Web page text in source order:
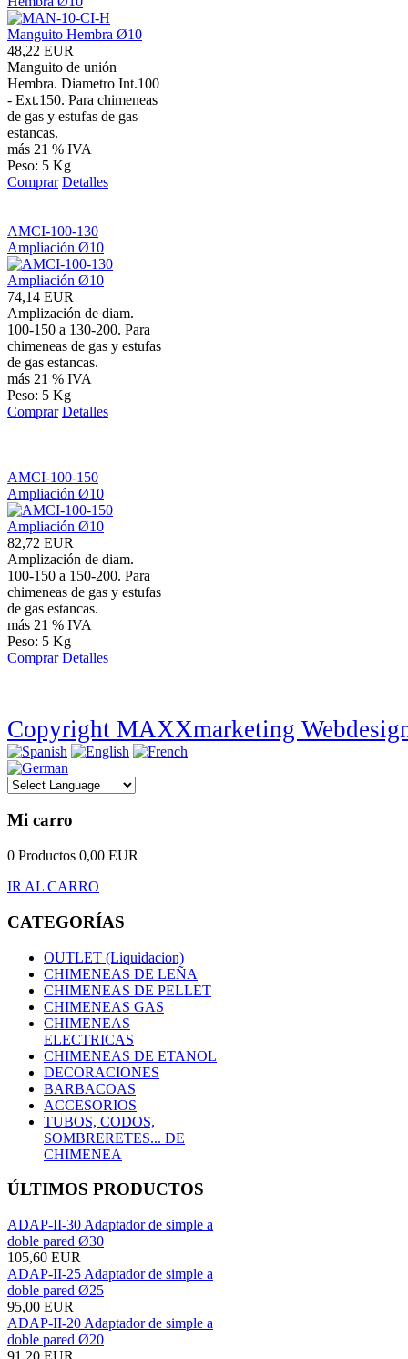
48,22 EUR
Manguito de unión
Hembra. Diametro Int.100
- Ext.150. Para chimeneas
de gas y estufas de gas
estancas.
más 21 % IVA
Peso: 5 Kg
Comprar Detalles
AMCI-100-130
Ampliación Ø10
74,14 EUR
Amplización de diam.
100-150 a 130-200. Para
chimeneas de gas y estufas
de gas estancas.
más 21 % IVA
Peso: 5 Kg
Comprar Detalles
AMCI-100-150
Ampliación Ø10
82,72 EUR
Amplización de diam.
100-150 a 150-200. Para
chimeneas de gas y estufas
de gas estancas.
más 21 % IVA
Peso: 5 Kg
Comprar Detalles
Copyright MAXXmarketing
Mi carro
0 Productos 0,00 EUR
IR AL CARRO
CATEGORÍAS
OUTLET (Liquidacion)
CHIMENEAS DE LEÑA
CHIMENEAS DE PELLET
CHIMENEAS GAS
CHIMENEAS
ELECTRICAS
CHIMENEAS DE ETANOL
DECORACIONES
BARBACOAS
ACCESORIOS
TUBOS, CODOS,
SOMBRERETES... DE
CHIMENEA
ÚLTIMOS PRODUCTOS
ADAP-II-30 Adaptador de simple a
doble pared Ø30
105,60 EUR
ADAP-II-25 Adaptador de simple a
doble pared Ø25
95,00 EUR
ADAP-II-20 Adaptador de simple a
doble pared Ø20
91,20 EUR